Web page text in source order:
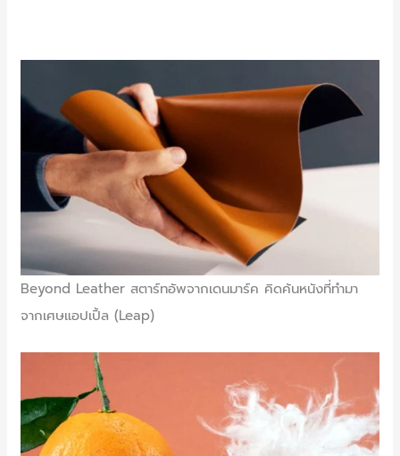
Beyond Leather สตาร์ทอัพจากเดนมาร์ค คิดค้นหนังที่ทำมา
จากเศษแอปเปิ้ล (Leap)